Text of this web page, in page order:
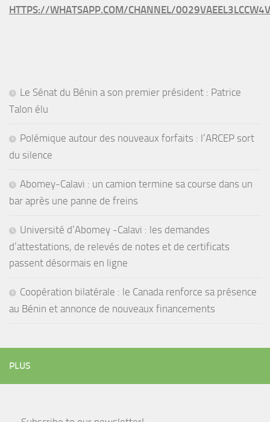
HTTPS://WHATSAPP.COM/CHANNEL/
Le Sénat du Bénin a son premier président : Patrice
Talon élu
Polémique autour des nouveaux forfaits : l’ARCEP sort
du silence
Abomey-Calavi : un camion termine sa course dans un
bar après une panne de freins
Université d’Abomey -Calavi : les demandes
d’attestations, de relevés de notes et de certificats
passent désormais en ligne
Coopération bilatérale : le Canada renforce sa présence
au Bénin et annonce de nouveaux financements
PLUS